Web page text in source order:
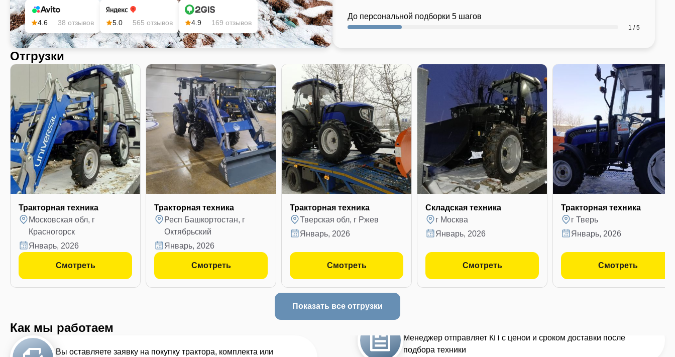
4.6 38 отзывов 5.0 565 отзывов 4.9 169 отзывов
До персональной подборки 5 шагов
1 / 5
Отгрузки
Тракторная техника
Московская обл, г
Красногорск
январь, 2026
Смотреть
Тракторная техника
Респ Башкортостан, г
Октябрьский
январь, 2026
Смотреть
Тракторная техника
Тверская обл, г Ржев
январь, 2026
Смотреть
Складская техника
г Москва
январь, 2026
Смотреть
Тракторная техника
г Тверь
январь, 2026
Смотреть
Показать все отгрузки
Как мы работаем
Вы оставляете заявку на покупку трактора, комплекта или
Менеджер отправляет КП с ценой и сроком доставки после
подбора техники